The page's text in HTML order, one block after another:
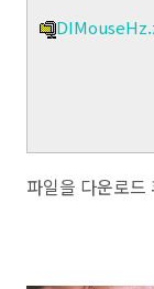
파일을 다운로드